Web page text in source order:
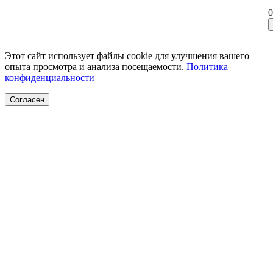
Этот сайт использует файлы cookie для улучшения вашего
опыта просмотра и анализа посещаемости. Политика
конфиденциальности
Согласен